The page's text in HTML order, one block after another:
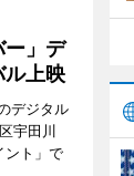
」デ
上映
デジタル
宇田川
ント」で